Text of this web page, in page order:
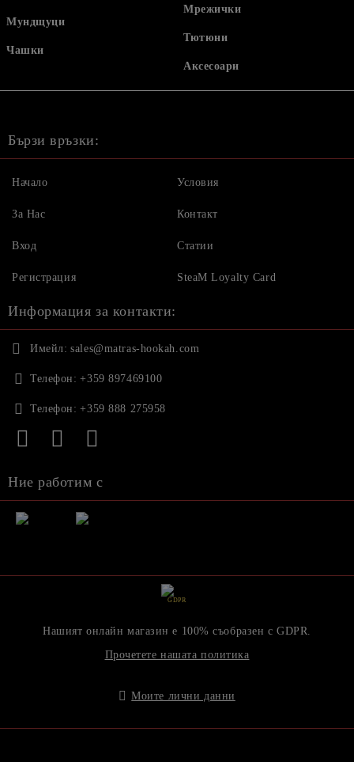
Мундщуци
Чашки
Мрежички
Тютюни
Аксесоари
Бързи връзки:
Начало
За Нас
Вход
Регистрация
Условия
Контакт
Статии
SteaM Loyalty Card
Информация за контакти:
Имейл: sales@matras-hookah.com
Телефон: +359 897469100
Телефон: +359 888 275958
Ние работим с
GDPR
Нашият онлайн магазин е 100% съобразен с GDPR.
Прочетете нашата политика
Моите лични данни